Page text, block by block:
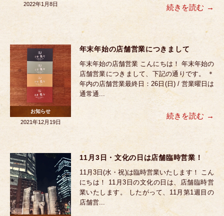
続きを読む
2022年1月8日
年末年始の店舗営業につきまして
年末年始の店舗営業 こんにちは！ 年末年始の
店舗営業につきまして、下記の通りです。 ＊
年内の店舗営業最終日：26日(日) / 営業曜日は
通常通...
続きを読む
お知らせ
2021年12月19日
11月3日・文化の日は店舗臨時営業！
11月3日(水・祝)は臨時営業いたします！ こん
にちは！ 11月3日の文化の日は、店舗臨時営
業いたします。 したがって、11月第1週目の
店舗営...